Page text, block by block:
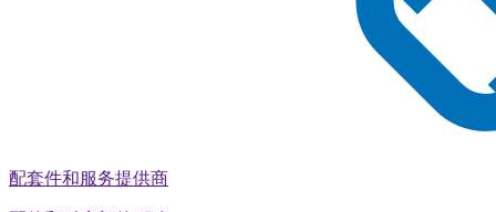
配套件和服务提供商